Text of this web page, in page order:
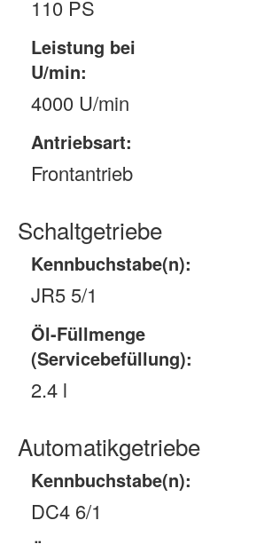
110 PS
Leistung bei
U/min:
4000 U/min
Antriebsart:
Frontantrieb
Schaltgetriebe
Kennbuchstabe(n):
JR5 5/1
Öl-Füllmenge
(Servicebefüllung):
2.4 l
Automatikgetriebe
Kennbuchstabe(n):
DC4 6/1